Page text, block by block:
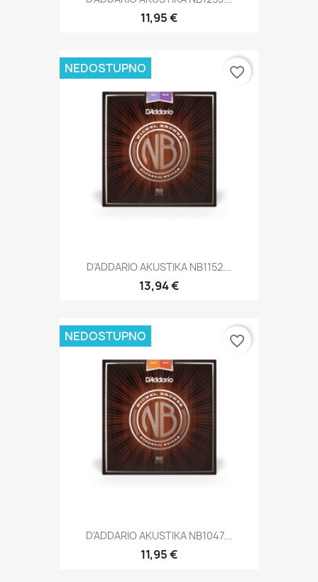
11,95 €
D'ADDARIO AKUSTIKA NB1152...
13,94 €
NEDOSTUPNO favorite_border
D'ADDARIO AKUSTIKA NB1047...
11,95 €
NEDOSTUPNO favorite_border